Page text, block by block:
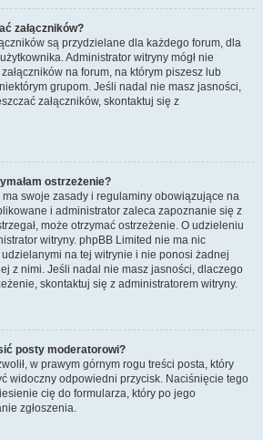
załączników?
są przydzielane dla każdego forum, dla
Administrator witryny mógł nie
na forum, na którym piszesz lub
grupom. Jeśli nadal nie masz jasności,
załączników, skontaktuj się z
ostrzeżenie?
ma swoje zasady i regulaminy obowiązujące na
i administrator zaleca zapoznanie się z
może otrzymać ostrzeżenie. O udzieleniu
witryny. phpBB Limited nie ma nic
na tej witrynie i nie ponosi żadnej
z nimi. Jeśli nadal nie masz jasności, dlaczego
skontaktuj się z administratorem witryny.
posty moderatorowi?
w prawym górnym rogu treści posta, który
widoczny odpowiedni przycisk. Naciśnięcie tego
cię do formularza, który po jego
zgłoszenia.